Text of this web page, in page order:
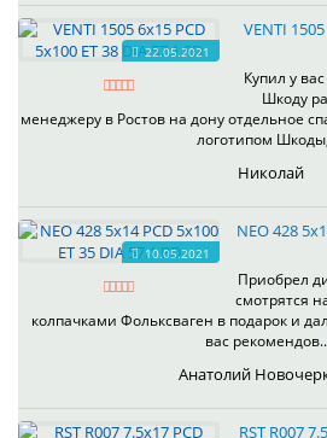
22.05.2021
VENTI
Купил у
Шкоду
менеджеру в Ростов на дону отдельное
логотипом
Николай
10.05.2021
NEO 428
Приобрел
смотрятся
колпачками Фольксваген в подарок и
вас рекомендов..
Анатолий
RST R007